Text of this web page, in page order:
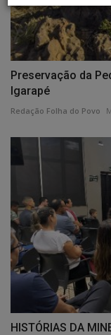
Preservação da
Igarapé
Redação Folha do Povo
HISTÓRIAS DA